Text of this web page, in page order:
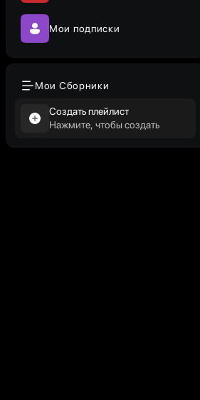
Мои подписки
Мои Сборники
Создать плейлист
Нажмите, чтобы создать